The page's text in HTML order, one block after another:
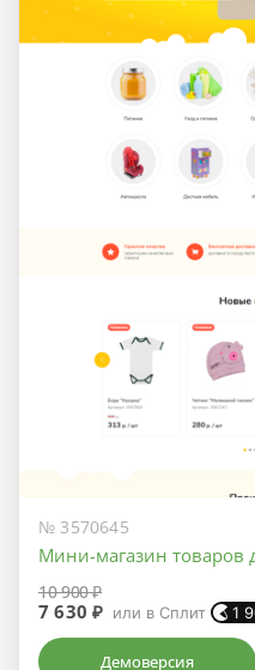
№ 3570645
Мини-магазин товаров
10 900 ₽
7 630 ₽ или в Сплит 1
Демоверсия